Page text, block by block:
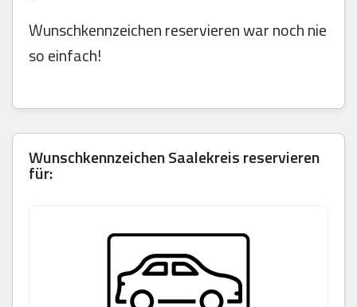
Wunschkennzeichen reservieren war noch nie
so einfach!
Wunschkennzeichen Saalekreis reservieren
für: